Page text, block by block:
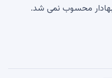
بهادار محسوب نمی شد.